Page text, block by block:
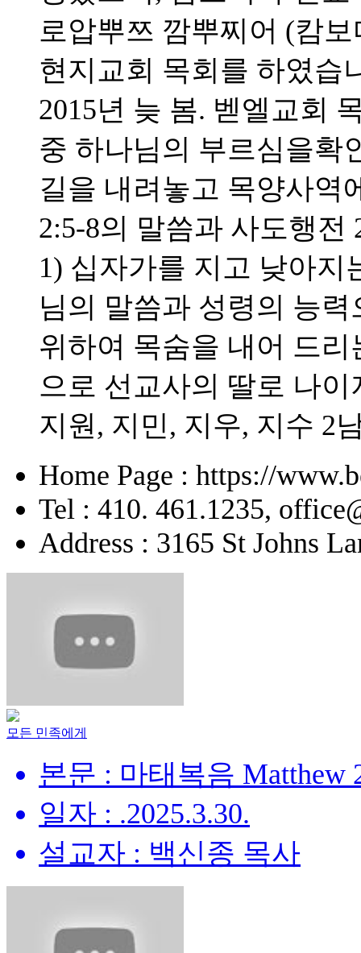
로압뿌쯔 깜뿌찌어 (캄
현지교회 목회를 하였습
2015년 늦 봄. 벧엘교회
중 하나님의 부르심을확
길을 내려놓고 목양사역
2:5-8의 말씀과 사도행전
1) 십자가를 지고 낮아지
님의 말씀과 성령의 능
위하여 목숨을 내어 드
으로 선교사의 딸로 나
지원, 지민, 지우, 지수 2
Home Page : https://
Tel : 410. 461.1235,
Address : 3165 St Johns
모든 민족에게
본문 : 마태복음 Matthew
일자 : .2025.3.30.
설교자 : 백신종 목사